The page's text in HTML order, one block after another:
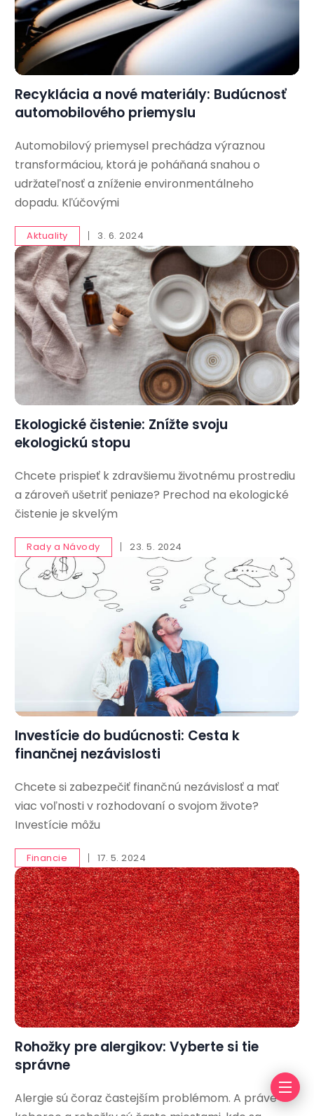
Recyklácia a nové materiály: Budúcnosť
automobilového priemyslu
Automobilový priemysel prechádza výraznou
transformáciou, ktorá je poháňaná snahou o
udržateľnosť a zníženie environmentálneho
dopadu. Kľúčovými
Aktuality 3. 6. 2024
Ekologické čistenie: Znížte svoju
ekologickú stopu
Chcete prispieť k zdravšiemu životnému prostrediu
a zároveň ušetriť peniaze? Prechod na ekologické
čistenie je skvelým
Rady a Návody 23. 5. 2024
Investície do budúcnosti: Cesta k
finančnej nezávislosti
Chcete si zabezpečiť finančnú nezávislosť a mať
viac voľnosti v rozhodovaní o svojom živote?
Investície môžu
Financie 17. 5. 2024
Rohožky pre alergikov: Vyberte si tie
správne
Alergie sú čoraz častejším problémom. A práve